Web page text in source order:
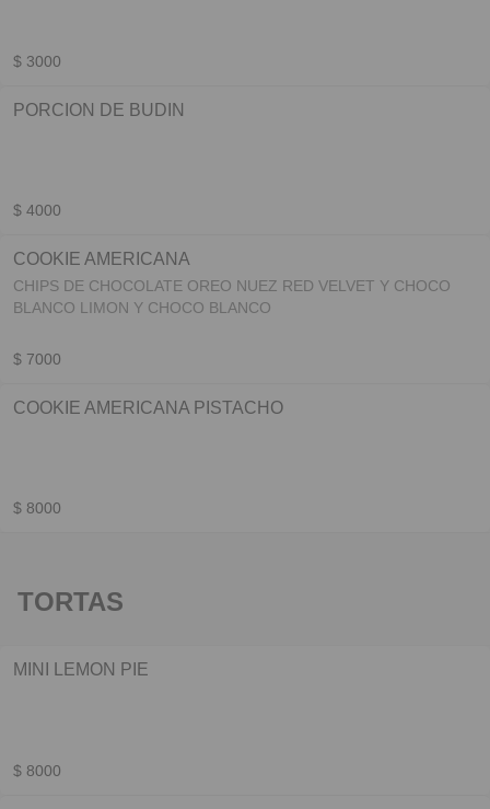
$ 3000
PORCION DE BUDIN
$ 4000
COOKIE AMERICANA
CHIPS DE CHOCOLATE OREO NUEZ RED VELVET Y CHOCO
BLANCO LIMON Y CHOCO BLANCO
$ 7000
COOKIE AMERICANA PISTACHO
$ 8000
TORTAS
MINI LEMON PIE
$ 8000